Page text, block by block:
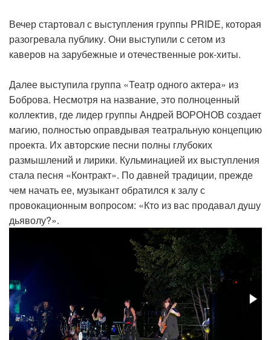
Вечер стартовал с выступления группы PRIDE, которая
разогревала публику. Они выступили с сетом из
каверов на зарубежные и отечественные рок-хиты.
Далее выступила группа «Театр одного актера» из
Боброва. Несмотря на название, это полноценный
коллектив, где лидер группы Андрей ВОРОНОВ создает
магию, полностью оправдывая театральную концепцию
проекта. Их авторские песни полны глубоких
размышлений и лирики. Кульминацией их выступления
стала песня «Контракт». По давней традиции, прежде
чем начать ее, музыкант обратился к залу с
провокационным вопросом: «Кто из вас продавал душу
дьяволу?».